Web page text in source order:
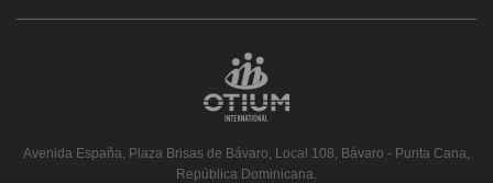
Avenida España, Plaza Brisas de Bávaro, Local 108, Bávaro - Punta Cana,
República Dominicana.